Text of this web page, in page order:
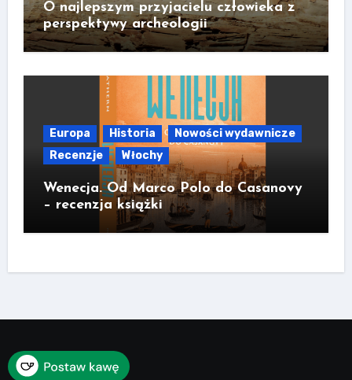
O najlepszym przyjacielu człowieka z
perspektywy archeologii
Europa Historia
Nowości wydawnicze
Recenzje
Włochy
Wenecja. Od Marco Polo do Casanovy
– recenzja książki